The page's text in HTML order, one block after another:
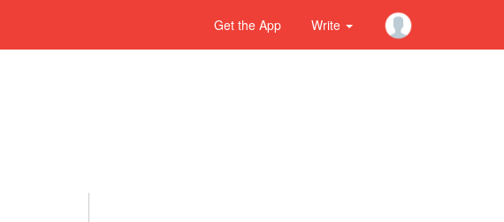
Get the App Write